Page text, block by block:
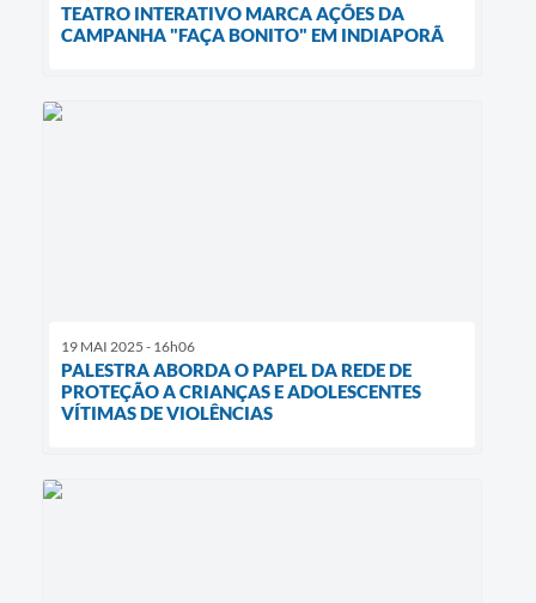
TEATRO INTERATIVO MARCA AÇÕES DA
CAMPANHA "FAÇA BONITO" EM INDIAPORÃ
19 MAI 2025 - 16h06
PALESTRA ABORDA O PAPEL DA REDE DE
PROTEÇÃO A CRIANÇAS E ADOLESCENTES
VÍTIMAS DE VIOLÊNCIAS